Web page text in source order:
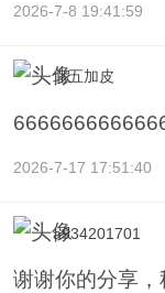
2026-7-8 19:41:59
北五加皮
2026-7-17 17:51:40
a934201701
谢谢你的分享，